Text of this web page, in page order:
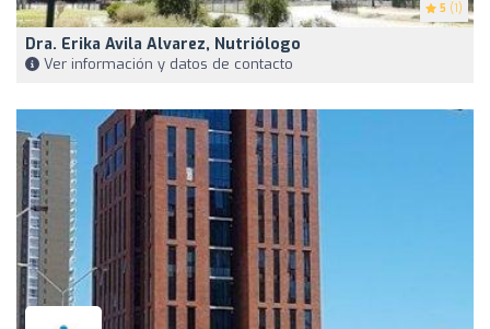
5 (1)
Dra. Erika Avila Alvarez, Nutriólogo
Ver información y datos de contacto